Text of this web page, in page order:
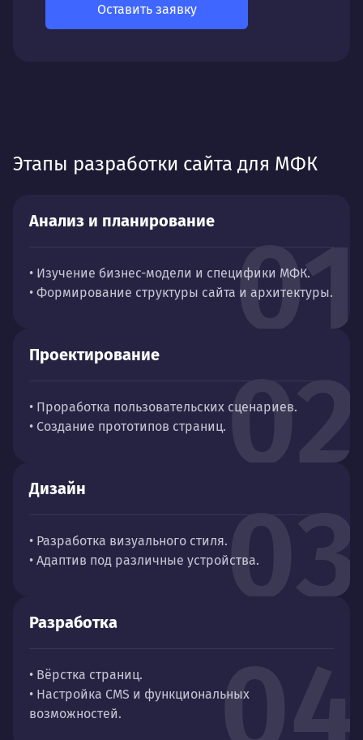
Оставить заявку
Этапы разработки сайта для МФК
01
Анализ и планирование
• Изучение бизнес-модели и специфики МФК.
• Формирование структуры сайта и архитектуры.
02
Проектирование
• Проработка пользовательских сценариев.
• Создание прототипов страниц.
03
Дизайн
• Разработка визуального стиля.
• Адаптив под различные устройства.
04
Разработка
• Вёрстка страниц.
• Настройка CMS и функциональных
возможностей.